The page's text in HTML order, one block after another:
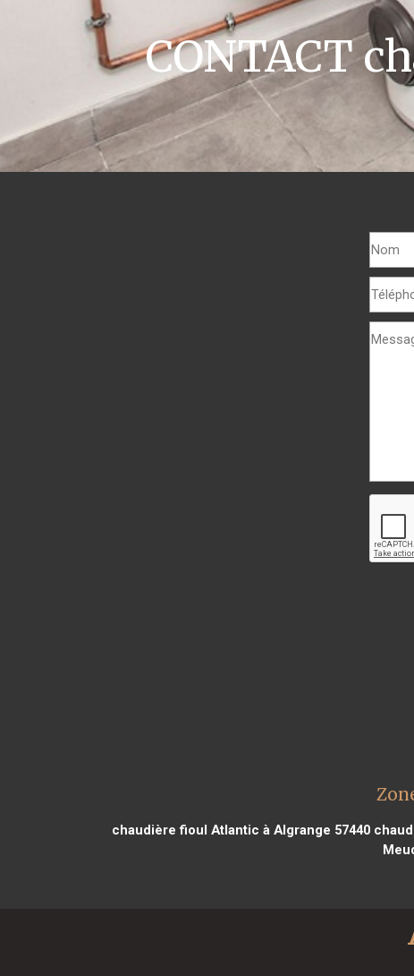
CONTACT
chaudière fioul Atlantic à Algrange 57440